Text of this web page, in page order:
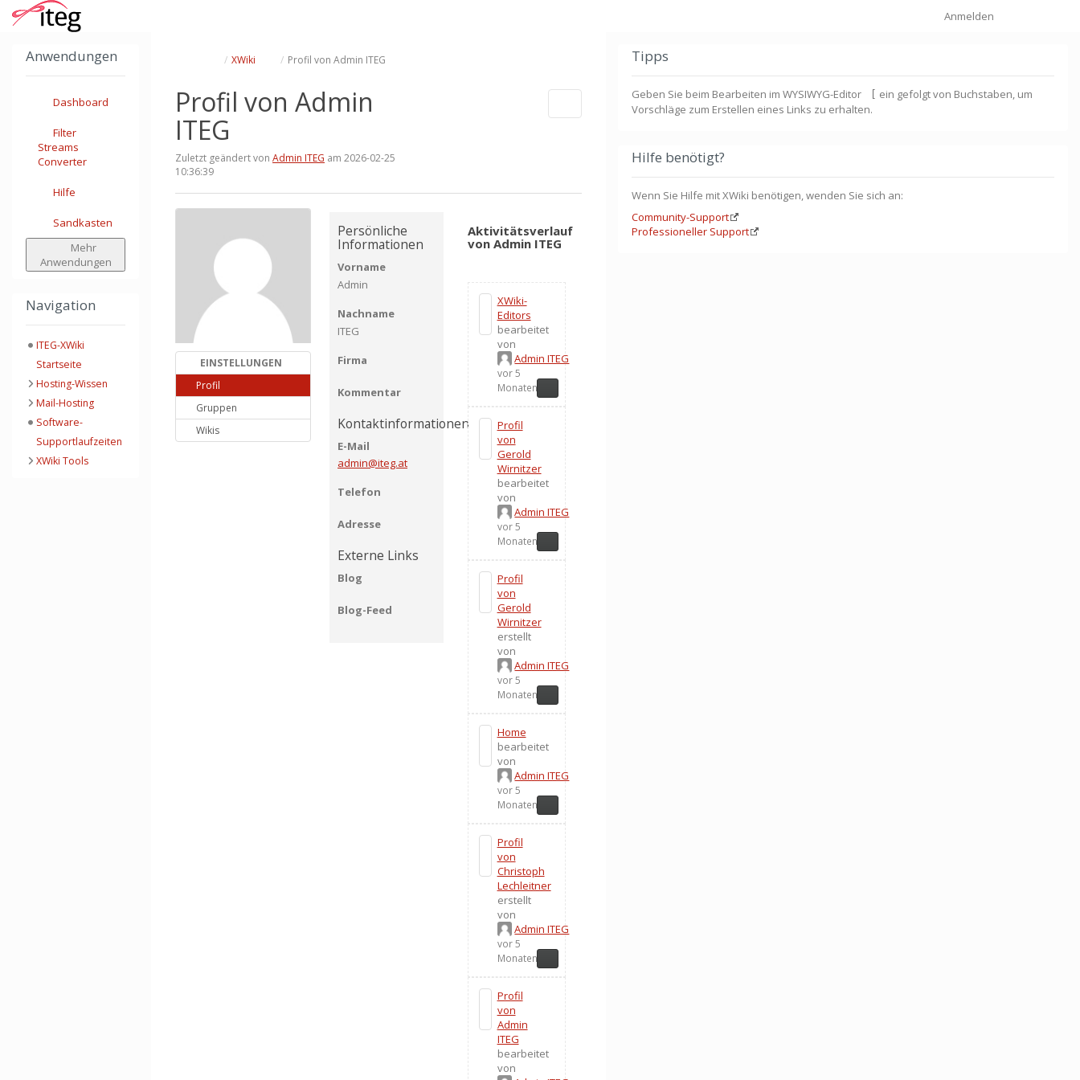
Startseite
Anmelden
Schalte
Admin
ITEG
um.
XWiki SchalteProfil von Admin ITEG
Profil von Admin
ITEG
Zuletzt geändert von Admin ITEG am 2026-02-25
10:36:39
Weitere Aktionen
EINSTELLUNGEN
Profil
Gruppen
Wikis
Persönliche
Informationen
Vorname
Admin
Nachname
ITEG
Firma
Kommentar
Kontaktinformationen
E-Mail
admin@iteg.at
Telefon
Adresse
Externe Links
Blog
Blog-Feed
Aktivitätsverlauf
von Admin ITEG
XWiki-
Editors
bearbeitet
von
Admin ITEG
vor 5
Monaten
Profil
von
Gerold
Wirnitzer
bearbeitet
von
Admin ITEG
vor 5
Monaten
Profil
von
Gerold
Wirnitzer
erstellt
von
Admin ITEG
vor 5
Monaten
Home
bearbeitet
von
Admin ITEG
vor 5
Monaten
Profil
von
Christoph
Lechleitner
erstellt
von
Admin ITEG
vor 5
Monaten
Profil
von
Admin
ITEG
bearbeitet
von
Anwendungen
Dashboard
Filter
Streams
Converter
Hilfe
Sandkasten
Mehr
Anwendungen
Navigation
ITEG-XWiki
Startseite
Hosting-Wissen
Mail-Hosting
Software-
Supportlaufzeiten
XWiki Tools
Tipps
Geben Sie beim Bearbeiten im WYSIWYG-Editor
ein gefolgt von Buchstaben, um
Vorschläge zum Erstellen eines Links zu erhalten.
Hilfe benötigt?
Wenn Sie Hilfe mit XWiki benötigen, wenden Sie sich an:
Community-Support
Professioneller Support